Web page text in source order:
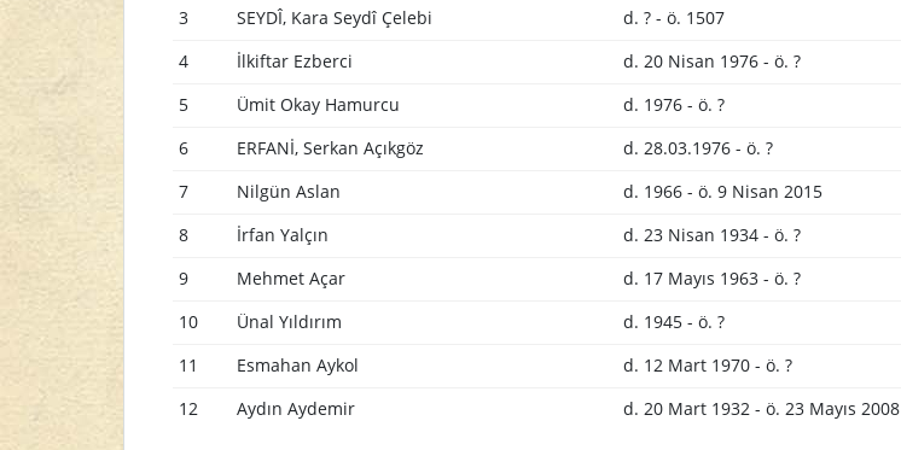
3 SEYDÎ, Kara Seydî Çelebi d. ? - ö. 1507
4 İlkiftar Ezberci d. 20 Nisan 1976 - ö. ?
5 Ümit Okay Hamurcu d. 1976 - ö. ?
6 ERFANİ, Serkan Açıkgöz d. 28.03.1976 - ö. ?
7 Nilgün Aslan d. 1966 - ö. 9 Nisan 2015
8 İrfan Yalçın d. 23 Nisan 1934 - ö. ?
9 Mehmet Açar d. 17 Mayıs 1963 - ö. ?
10 Ünal Yıldırım d. 1945 - ö. ?
11 Esmahan Aykol d. 12 Mart 1970 - ö. ?
12 Aydın Aydemir d. 20 Mart 1932 - ö. 23 Mayıs 2008